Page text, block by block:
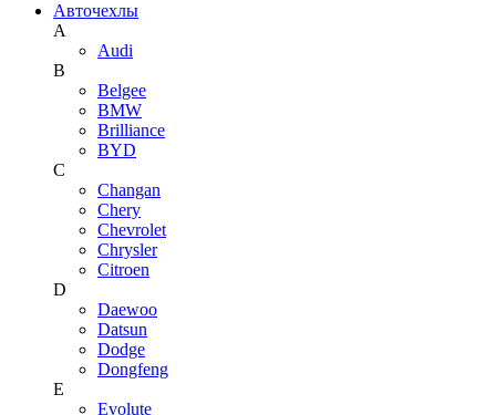
Авточехлы
A
Audi
B
Belgee
BMW
Brilliance
BYD
C
Changan
Chery
Chevrolet
Chrysler
Citroen
D
Daewoo
Datsun
Dodge
Dongfeng
E
Evolute